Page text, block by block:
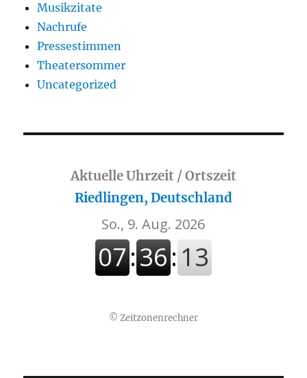
Musikzitate
Nachrufe
Pressestimmen
Theatersommer
Uncategorized
Aktuelle Uhrzeit / Ortszeit
Riedlingen, Deutschland
© Zeitzonenrechner